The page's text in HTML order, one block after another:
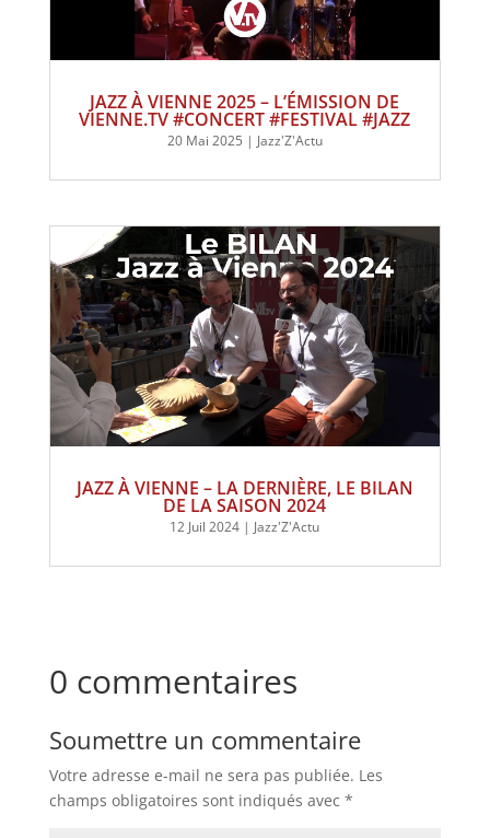
JAZZ À VIENNE 2025 – L’ÉMISSION DE
VIENNE.TV #CONCERT #FESTIVAL #JAZZ
20 Mai 2025 | Jazz'Z'Actu
JAZZ À VIENNE – LA DERNIÈRE, LE BILAN
DE LA SAISON 2024
12 Juil 2024 | Jazz'Z'Actu
0 commentaires
Soumettre un commentaire
Votre adresse e-mail ne sera pas publiée. Les
champs obligatoires sont indiqués avec *